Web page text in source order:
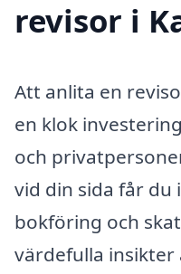
revisor i
Att anlita en
en klok
och
vid din sida får du
bokföring och
värdefulla insikter